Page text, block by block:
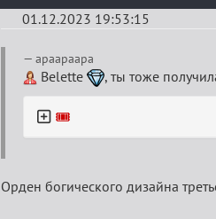
01.12.2023 19:53:15
Re:
Итоговый
индивидуальный
турнир
apaapaapa
Belette , ты тоже
🎟️
Орден богического дизайна